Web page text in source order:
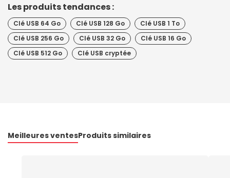
Les produits tendances :
Clé USB 64 Go Clé USB 128 Go
Clé USB 1 To
Clé USB 256 Go
Clé USB 32 Go
Clé USB 16 Go
Clé USB 512 Go
Clé USB cryptée
Meilleures ventesProduits similaires